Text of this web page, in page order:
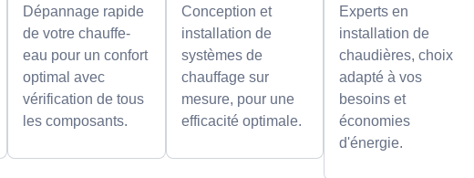
Dépannage rapide
de votre chauffe-
eau pour un confort
optimal avec
vérification de tous
les composants.
Conception et
installation de
systèmes de
chauffage sur
mesure, pour une
efficacité optimale.
Experts en
installation de
chaudières, choix
adapté à vos
besoins et
économies
d'énergie.